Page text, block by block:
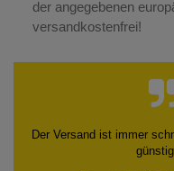
der angegebenen
versandkostenfrei!
Der Versand ist immer